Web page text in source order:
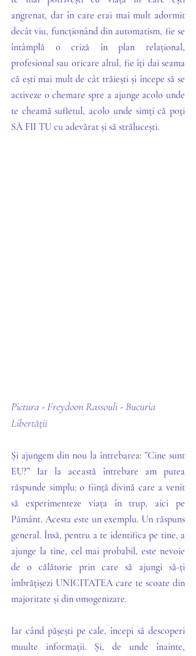
angrenat, dar în care erai mai mult adormit
decât viu, funcționând din automatism, fie se
întâmplă o criză în plan relațional,
profesional sau oricare altul, fie îți dai seama
că ești mai mult de cât trăiești și începe să se
activeze o chemare spre a ajunge acolo unde
te cheamă sufletul, acolo unde simți că poți
SĂ FII TU cu adevărat și să strălucești.
Pictura - Freydoon Rassouli - Bucuria
Libertății
Și ajungem din nou la întrebarea: ”Cine sunt
EU?” Iar la această întrebare am putea
răspunde simplu: o ființă divină care a venit
să experimenteze viața în trup, aici pe
Pământ. Acesta este un exemplu. Un răspuns
general. Însă, pentru a te identifica pe tine, a
ajunge la tine, cel mai probabil, este nevoie
de o călătorie prin care să ajungi să-ți
îmbrățișezi UNICITATEA care te scoate din
majoritate și din omogenizare.
Iar când pășești pe cale, începi să descoperi
muulte informații. Și, de unde înainte,